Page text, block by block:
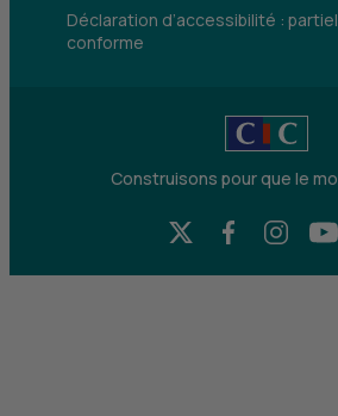
Déclaration d’accessibilité :
conforme
Construisons pour que le
X (Twitter) - CIC
Facebook -